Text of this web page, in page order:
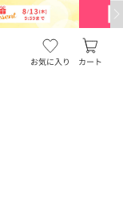
お気に入り カート